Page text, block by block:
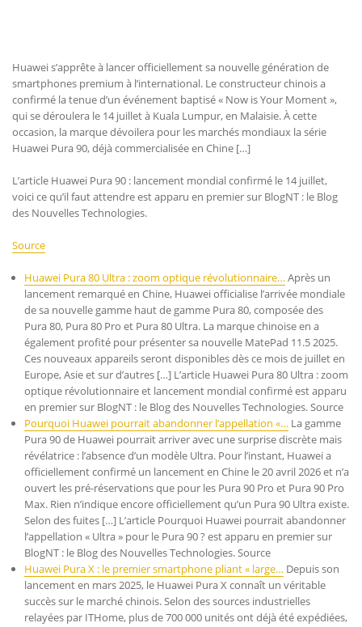
Huawei s’apprête à lancer officiellement sa nouvelle génération de
smartphones premium à l’international. Le constructeur chinois a
confirmé la tenue d’un événement baptisé « Now is Your Moment »,
qui se déroulera le 14 juillet à Kuala Lumpur, en Malaisie. À cette
occasion, la marque dévoilera pour les marchés mondiaux la série
Huawei Pura 90, déjà commercialisée en Chine […]
L’article Huawei Pura 90 : lancement mondial confirmé le 14 juillet,
voici ce qu’il faut attendre est apparu en premier sur BlogNT : le Blog
des Nouvelles Technologies.
Source
Huawei Pura 80 Ultra : zoom optique révolutionnaire…Après un
lancement remarqué en Chine, Huawei officialise l’arrivée mondiale
de sa nouvelle gamme haut de gamme Pura 80, composée des
Pura 80, Pura 80 Pro et Pura 80 Ultra. La marque chinoise en a
également profité pour présenter sa nouvelle MatePad 11.5 2025.
Ces nouveaux appareils seront disponibles dès ce mois de juillet en
Europe, Asie et sur d’autres […] L’article Huawei Pura 80 Ultra : zoom
optique révolutionnaire et lancement mondial confirmé est apparu
en premier sur BlogNT : le Blog des Nouvelles Technologies. Source
Pourquoi Huawei pourrait abandonner l’appellation «… La gamme
Pura 90 de Huawei pourrait arriver avec une surprise discrète mais
révélatrice : l’absence d’un modèle Ultra. Pour l’instant, Huawei a
officiellement confirmé un lancement en Chine le 20 avril 2026 et n’a
ouvert les pré-réservations que pour les Pura 90 Pro et Pura 90 Pro
Max. Rien n’indique encore officiellement qu’un Pura 90 Ultra existe.
Selon des fuites […] L’article Pourquoi Huawei pourrait abandonner
l’appellation « Ultra » pour le Pura 90 ? est apparu en premier sur
BlogNT : le Blog des Nouvelles Technologies. Source
Huawei Pura X : le premier smartphone pliant « large… Depuis son
lancement en mars 2025, le Huawei Pura X connaît un véritable
succès sur le marché chinois. Selon des sources industrielles
relayées par ITHome, plus de 700 000 unités ont déjà été expédiées,